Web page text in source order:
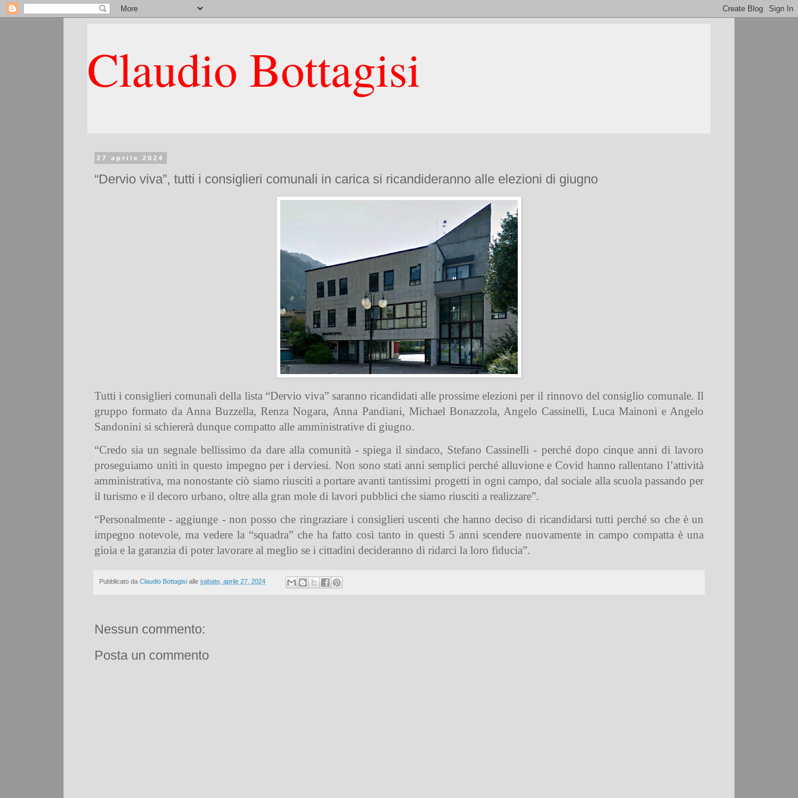
Claudio Bottagisi
27 aprile 2024
“Dervio viva”, tutti i consiglieri comunali in carica si ricandideranno alle elezioni di giugno
Tutti i consiglieri comunali della lista “Dervio viva” saranno ricandidati alle prossime elezioni per il rinnovo del consiglio comunale. Il
gruppo formato da Anna Buzzella, Renza Nogara, Anna Pandiani, Michael Bonazzola, Angelo Cassinelli, Luca Mainoni e Angelo
Sandonini si schiererà dunque compatto alle amministrative di giugno.
“Credo sia un segnale bellissimo da dare alla comunità - spiega il sindaco, Stefano Cassinelli - perché dopo cinque anni di lavoro
proseguiamo uniti in questo impegno per i derviesi. Non sono stati anni semplici perché alluvione e Covid hanno rallentano l’attività
amministrativa, ma nonostante ciò siamo riusciti a portare avanti tantissimi progetti in ogni campo, dal sociale alla scuola passando per
il turismo e il decoro urbano, oltre alla gran mole di lavori pubblici che siamo riusciti a realizzare”.
“Personalmente - aggiunge - non posso che ringraziare i consiglieri uscenti che hanno deciso di ricandidarsi tutti perché so che è un
impegno notevole, ma vedere la “squadra” che ha fatto così tanto in questi 5 anni scendere nuovamente in campo compatta è una
gioia e la garanzia di poter lavorare al meglio se i cittadini decideranno di ridarci la loro fiducia”.
Pubblicato da Claudio Bottagisi alle sabato, aprile 27, 2024
Nessun commento:
Posta un commento